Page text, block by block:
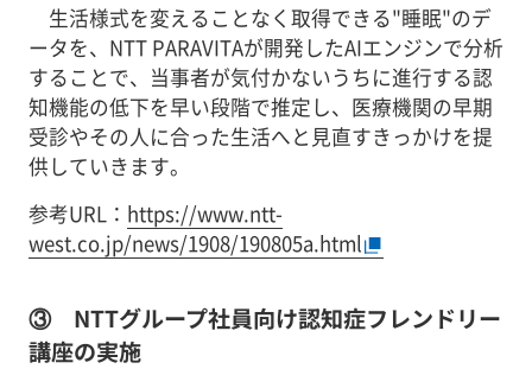
生活様式を変えることなく取得できる"睡眠"のデ
ータを、NTT PARAVITAが開発したAIエンジンで分析
することで、当事者が気付かないうちに進行する認
知機能の低下を早い段階で推定し、医療機関の早期
受診やその人に合った生活へと見直すきっかけを提
供していきます。
参考URL： https://www.ntt-
west.co.jp/news/1908/190805a.html
③ NTTグループ社員向け認知症フレンドリー
講座の実施